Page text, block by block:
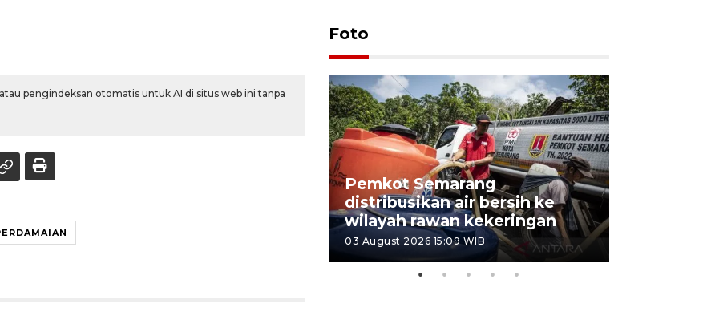
pengindeksan otomatis untuk AI di situs web ini tanpa
Foto
menyusut
27 July 2026 20:07 WIB
Pemkot Semarang
distribusikan air bersih ke
wilayah rawan kekeringan
03 August 2026 15:09 WIB